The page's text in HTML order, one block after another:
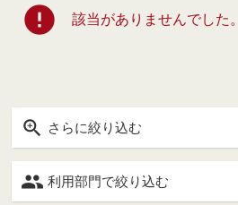
error 該当がありませんでした。
 さらに絞り込む
 利用部門で絞り込む